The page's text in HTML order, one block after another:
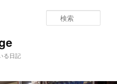
る日記
索